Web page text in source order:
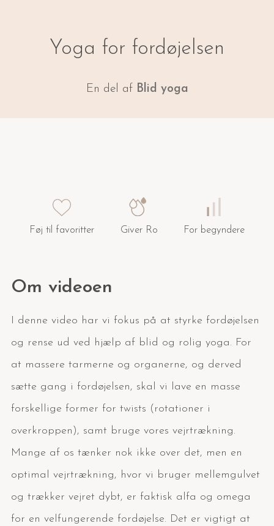
Yoga for fordøjelsen
En del af Blid yoga
Føj til favoritter Giver Ro For begyndere
Om videoen
I denne video har vi fokus på at styrke fordøjelsen
og rense ud ved hjælp af blid og rolig yoga. For
at massere tarmerne og organerne, og derved
sætte gang i fordøjelsen, skal vi lave en masse
forskellige former for twists (rotationer i
overkroppen), samt bruge vores vejrtrækning.
Mange af os tænker nok ikke over det, men en
optimal vejrtrækning, hvor vi bruger mellemgulvet
og trækker vejret dybt, er faktisk alfa og omega
for en velfungerende fordøjelse. Det er vigtigt at